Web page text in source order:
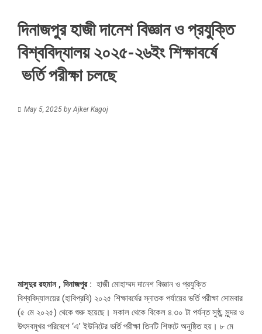
দিনাজপুর হাজী দানেশ বিজ্ঞান ও প্রযুক্তি
বিশ্ববিদ্যালয় ২০২৫-২৬ইং শিক্ষাবর্ষে
ভর্তি পরীক্ষা চলছে
May 5, 2025 byAjker Kagoj
মাসুদুর রহমান , দিনাজপুর : হাজী মোহাম্মদ দানেশ বিজ্ঞান ও প্রযুক্তি
বিশ্ববিদ্যালয়ের (হাবিপ্রবি) ২০২৫ শিক্ষাবর্ষের স্নাতক পর্যায়ের ভর্তি পরীক্ষা সোমবার
(৫ মে ২০২৫) থেকে শুরু হয়েছে। সকাল থেকে বিকেল ৪.৩০ টা পর্যন্ত সুষ্ঠু, সুন্দর ও
উৎসবমুখর পরিবেশে ‘এ’ ইউনিটের ভর্তি পরীক্ষা তিনটি শিফটে অনুষ্ঠিত হয়। ৮ মে